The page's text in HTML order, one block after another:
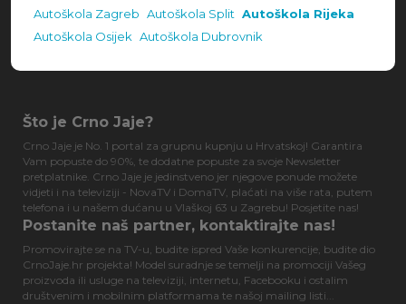
Autoškola Zagreb Autoškola Split Autoškola Rijeka
Autoškola Osijek Autoškola Dubrovnik
Što je Crno Jaje?
Crno Jaje je No. 1 portal za grupnu kupnju u Hrvatskoj! Garantira
Vam popuste do 90%, te dodatne popuste za svoje Newsletter
pretplatnike. Crno Jaje je jedinstveno jer njegove ponude možete
vidjeti i na televiziji - NovaTV i DomaTV, plaćati na više rata, putem
telefona i u našem dućanu u Vlaškoj 63 u Zagrebu! Posjetite nas!
Postanite naš partner, kontaktirajte nas!
Promovirajte se na TV-u, budite ispred Vaše konkurencije, budite dio
CrnoJaje.hr projekta! Model suradnje se temelji na promociji Vašeg
proizvoda ili usluge na televiziji, internetu, Facebooku i ostalim
društvenim i mobilnim platformama te našoj mailing listi...